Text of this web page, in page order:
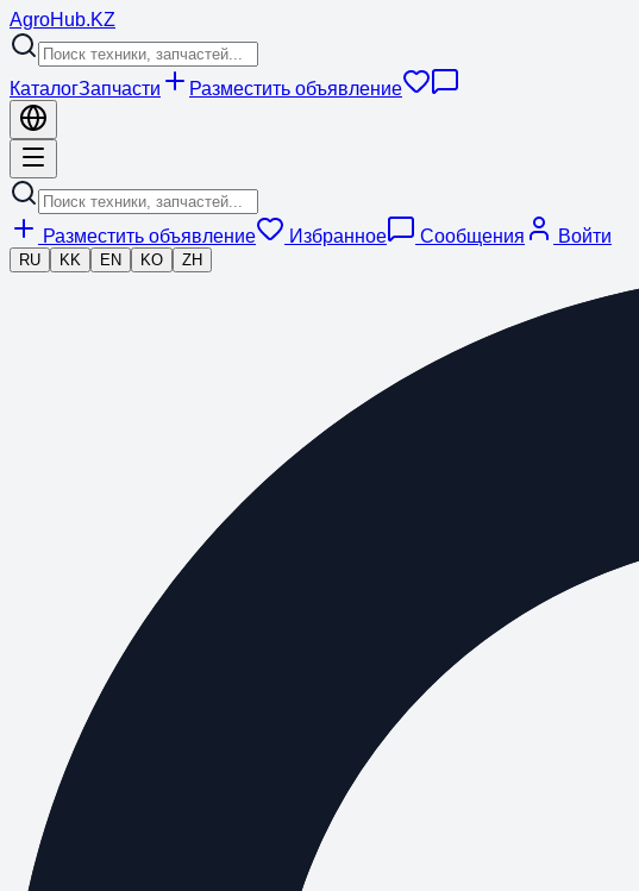
AgroHub.KZ
КаталогЗапчасти Разместить объявление
Разместить объявление Избранное Сообщения Войти
RU KK EN KO ZH